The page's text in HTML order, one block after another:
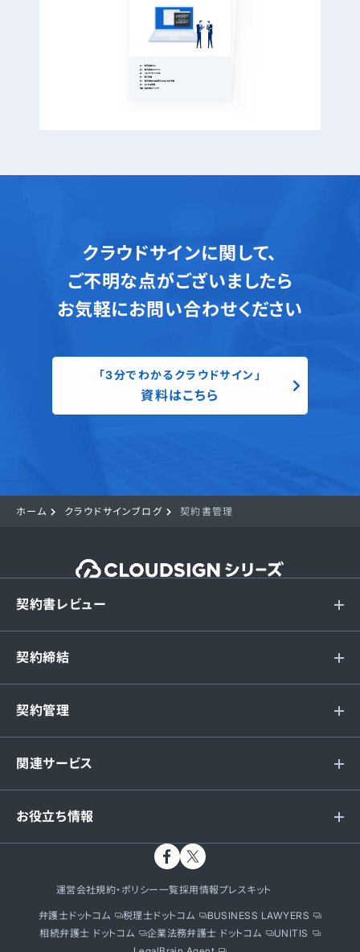
クラウドサインに関して、
ご不明な点がございましたら
お気軽にお問い合わせください
「3分でわかるクラウドサイン」
資料はこちら
ホーム クラウドサインブログ 契約書管理
契約書レビュー
契約締結
契約管理
関連サービス
お役立ち情報
運営会社規約・ポリシー一覧採用情報プレスキット
弁護士ドットコム 税理士ドットコム
BUSINESS LAWYERS
相続弁護士 ドットコム
企業法務弁護士 ドットコム
UNITIS